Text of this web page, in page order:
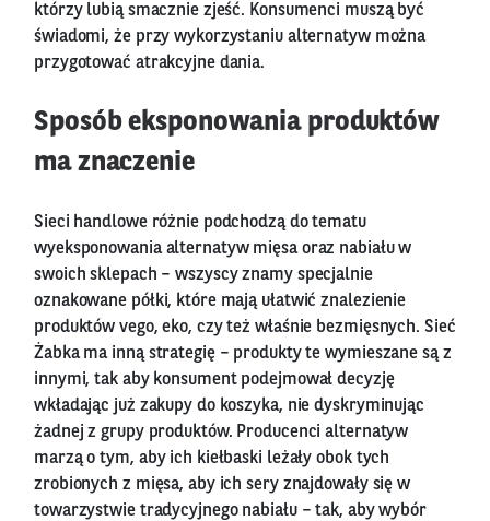
którzy lubią smacznie zjeść. Konsumenci muszą być
świadomi, że przy wykorzystaniu alternatyw można
przygotować atrakcyjne dania.
Sposób eksponowania produktów
ma znaczenie
Sieci handlowe różnie podchodzą do tematu
wyeksponowania alternatyw mięsa oraz nabiału w
swoich sklepach – wszyscy znamy specjalnie
oznakowane półki, które mają ułatwić znalezienie
produktów vego, eko, czy też właśnie bezmięsnych. Sieć
Żabka ma inną strategię – produkty te wymieszane są z
innymi, tak aby konsument podejmował decyzję
wkładając już zakupy do koszyka, nie dyskryminując
żadnej z grupy produktów. Producenci alternatyw
marzą o tym, aby ich kiełbaski leżały obok tych
zrobionych z mięsa, aby ich sery znajdowały się w
towarzystwie tradycyjnego nabiału – tak, aby wybór